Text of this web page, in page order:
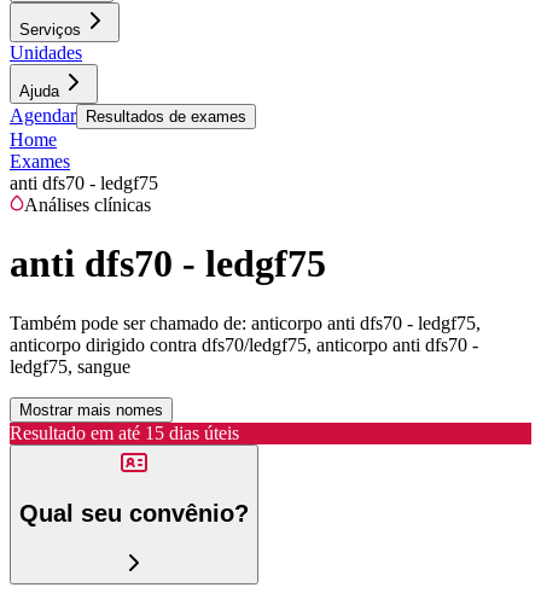
Serviços
Unidades
Ajuda
Agendar Resultados de exames
Home
Exames
anti dfs70 - ledgf75
Análises clínicas
anti dfs70 - ledgf75
Também pode ser chamado de: anticorpo anti dfs70 - ledgf75,
anticorpo dirigido contra dfs70/ledgf75, anticorpo anti dfs70 -
ledgf75, sangue
Mostrar mais nomes
Resultado em até 15 dias úteis
Qual seu convênio?